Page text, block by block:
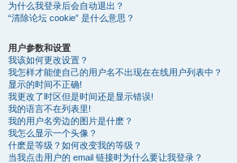
为什么我登录后会自动退出？
“清除论坛 cookie” 是什么意思？
用户参数和设置
我该如何更改设置？
我怎样才能使自己的用户名不出现在在线用户列表中？
显示的时间不正确!
我更改了时区但是时间还是显示错误!
我的语言不在列表里!
我的用户名旁边的图片是什麽？
我怎么显示一个头像？
什麽是等级？如何改变我的等级？
当我点击用户的 email 链接时为什么要让我登录？